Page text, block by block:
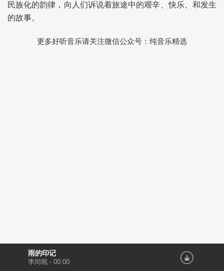
民族化的韵律，向人们诉说着旅途中的艰辛、快乐、和发生
的故事。
更多好听音乐请关注微信公众号：纯音乐精选
雨的印记
李闰珉 - 00:00